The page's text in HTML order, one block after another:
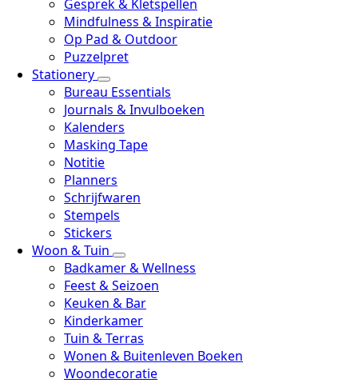
Gesprek & Kletspellen
Mindfulness & Inspiratie
Op Pad & Outdoor
Puzzelpret
Stationery
Bureau Essentials
Journals & Invulboeken
Kalenders
Masking Tape
Notitie
Planners
Schrijfwaren
Stempels
Stickers
Woon & Tuin
Badkamer & Wellness
Feest & Seizoen
Keuken & Bar
Kinderkamer
Tuin & Terras
Wonen & Buitenleven Boeken
Woondecoratie